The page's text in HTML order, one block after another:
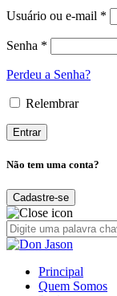
Usuário ou e-mail *
Senha *
Perdeu a Senha?
Relembrar
Não tem uma conta?
Cadastre-se
Principal
Quem Somos